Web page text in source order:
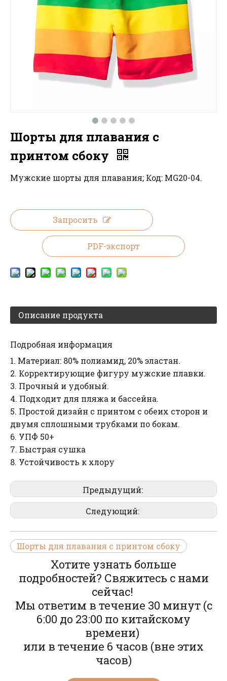
Шорты для плавания с
принтом сбоку
Мужские шорты для плавания; Код: MG20-04.
Запросить
PDF-экспорт
Описание продукта
Подробная информация
1. Материал: 80% полиамид, 20% эластан.
2. Корректирующие фигуру мужские плавки.
3. Прочный и удобный.
4. Подходит для пляжа и бассейна.
5. Простой дизайн с принтом с обеих сторон и
двумя сплошными трубками по бокам.
6. УПФ 50+
7. Быстрая сушка
8. Устойчивость к хлору
Предыдущий:
Следующий:
Шорты для плавания с принтом сбоку
Хотите узнать больше
подробностей? Свяжитесь с нами
сейчас!
Мы ответим в течение 30 минут (с
6:00 до 23:00 по китайскому
времени)
или в течение 6 часов (вне этих
часов)